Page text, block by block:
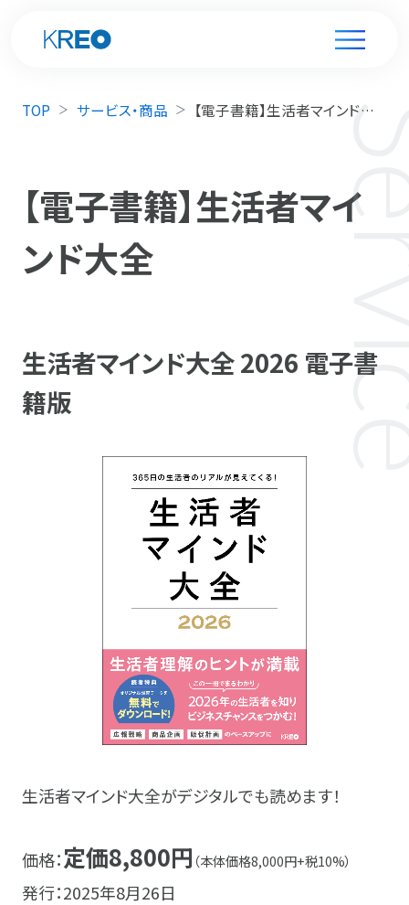
TOP サービス・商品 【電子書籍】生活者マインド大全
【電子書籍】生活者マイ
ンド大全
生活者マインド大全 2026 電子書
籍版
生活者マインド大全がデジタルでも読めます！
価格：定価8,800円 （本体価格8,000円+税10%）
発行：2025年8月26日